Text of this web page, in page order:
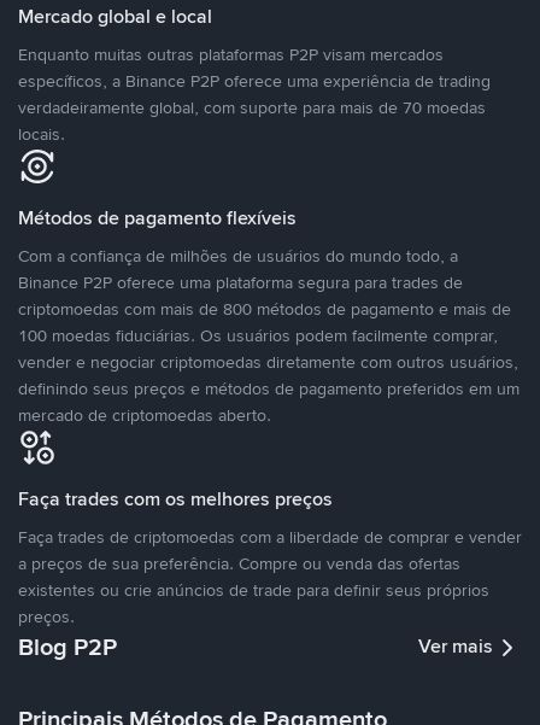
Mercado global e local
Enquanto muitas outras plataformas P2P visam mercados
específicos, a Binance P2P oferece uma experiência de trading
verdadeiramente global, com suporte para mais de 70 moedas
locais.
Métodos de pagamento flexíveis
Com a confiança de milhões de usuários do mundo todo, a
Binance P2P oferece uma plataforma segura para trades de
criptomoedas com mais de 800 métodos de pagamento e mais de
100 moedas fiduciárias. Os usuários podem facilmente comprar,
vender e negociar criptomoedas diretamente com outros usuários,
definindo seus preços e métodos de pagamento preferidos em um
mercado de criptomoedas aberto.
Faça trades com os melhores preços
Faça trades de criptomoedas com a liberdade de comprar e vender
a preços de sua preferência. Compre ou venda das ofertas
existentes ou crie anúncios de trade para definir seus próprios
preços.
Blog P2P Ver mais